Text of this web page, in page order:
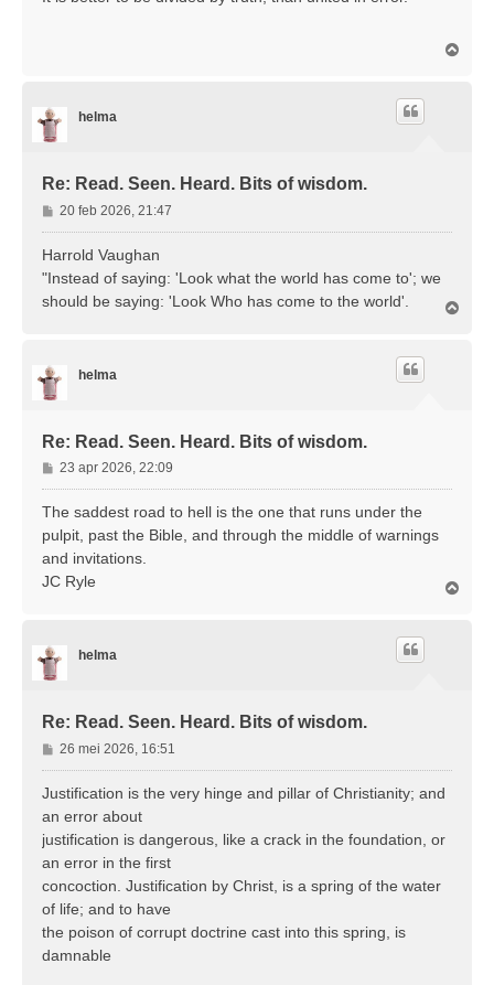
helma
Re: Read. Seen. Heard. Bits of wisdom.
B
e
c
h
20 feb 2026, 21:47
Harrold Vaughan
"Instead of saying: 'Look what the world has come to'; we
should be saying: 'Look Who has come to the world'.
helma
Re: Read. Seen. Heard. Bits of wisdom.
B
e
r
h
t
23 apr 2026, 22:09
The saddest road to hell is the one that runs under the
pulpit, past the Bible, and through the middle of warnings
and invitations.
JC Ryle
helma
Re: Read. Seen. Heard. Bits of wisdom.
B
e
r
h
t
26 mei 2026, 16:51
Justification is the very hinge and pillar of Christianity; and
an error about
justification is dangerous, like a crack in the foundation, or
an error in the first
concoction. Justification by Christ, is a spring of the water
of life; and to have
the poison of corrupt doctrine cast into this spring, is
damnable